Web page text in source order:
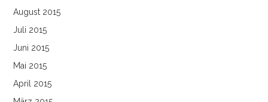
August 2015
Juli 2015
Juni 2015
Mai 2015
April 2015